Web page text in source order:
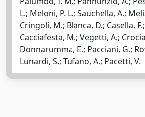
L.; Meloni, P. L.; Sauchella, A.;
Cringoli, M.; Blanca, D.; Casella,
Cacciafesta, M.; Vegetti, A.;
Donnarumma, E.; Pacciani, G.;
Lunardi, S.; Tufano, A.; Pacetti, V.